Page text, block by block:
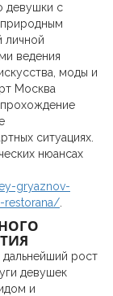
девушки с
личной
ведения
моды и
Москва
прохождение
ситуациях.
нюансах
gryaznov-
restorana/
рост
девушек
и